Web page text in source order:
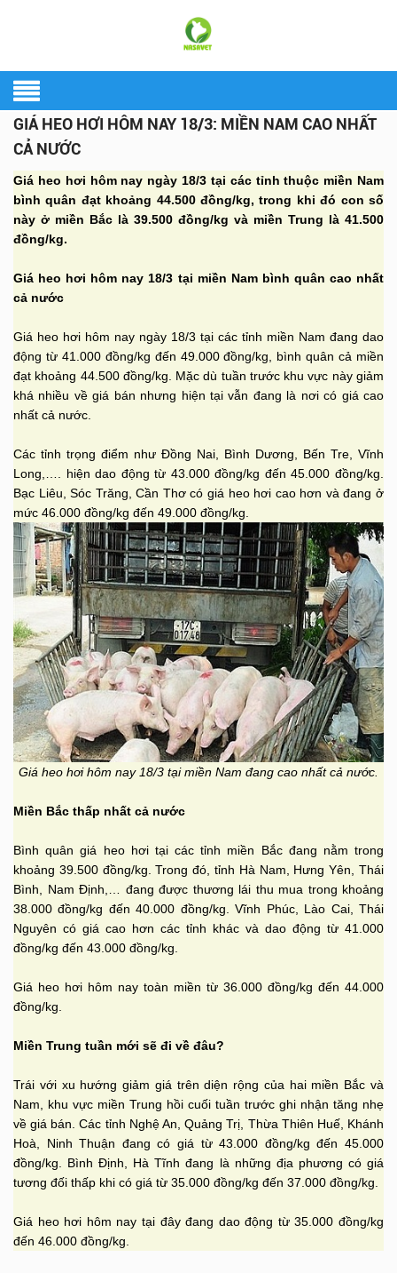
GIÁ HEO HƠI HÔM NAY 18/3: MIỀN NAM CAO NHẤT
CẢ NƯỚC
Giá heo hơi hôm nay ngày 18/3 tại các tỉnh thuộc miền Nam
bình quân đạt khoảng 44.500 đồng/kg, trong khi đó con số
này ở miền Bắc là 39.500 đồng/kg và miền Trung là 41.500
đồng/kg.
Giá heo hơi hôm nay 18/3 tại miền Nam bình quân cao nhất
cả nước
Giá heo hơi hôm nay ngày 18/3 tại các tỉnh miền Nam đang dao
động từ 41.000 đồng/kg đến 49.000 đồng/kg, bình quân cả miền
đạt khoảng 44.500 đồng/kg. Mặc dù tuần trước khu vực này giảm
khá nhiều về giá bán nhưng hiện tại vẫn đang là nơi có giá cao
nhất cả nước.
Các tỉnh trọng điểm như Đồng Nai, Bình Dương, Bến Tre, Vĩnh
Long,…. hiện dao động từ 43.000 đồng/kg đến 45.000 đồng/kg.
Bạc Liêu, Sóc Trăng, Cần Thơ có giá heo hơi cao hơn và đang ở
mức 46.000 đồng/kg đến 49.000 đồng/kg.
Giá heo hơi hôm nay 18/3 tại miền Nam đang cao nhất cả nước.
Miền Bắc thấp nhất cả nước
Bình quân giá heo hơi tại các tỉnh miền Bắc đang nằm trong
khoảng 39.500 đồng/kg. Trong đó, tỉnh Hà Nam, Hưng Yên, Thái
Bình, Nam Định,… đang được thương lái thu mua trong khoảng
38.000 đồng/kg đến 40.000 đồng/kg. Vĩnh Phúc, Lào Cai, Thái
Nguyên có giá cao hơn các tỉnh khác và dao động từ 41.000
đồng/kg đến 43.000 đồng/kg.
Giá heo hơi hôm nay toàn miền từ 36.000 đồng/kg đến 44.000
đồng/kg.
Miền Trung tuần mới sẽ đi về đâu?
Trái với xu hướng giảm giá trên diện rộng của hai miền Bắc và
Nam, khu vực miền Trung hồi cuối tuần trước ghi nhận tăng nhẹ
về giá bán. Các tỉnh Nghệ An, Quảng Trị, Thừa Thiên Huế, Khánh
Hoà, Ninh Thuận đang có giá từ 43.000 đồng/kg đến 45.000
đồng/kg. Bình Định, Hà Tĩnh đang là những địa phương có giá
tương đối thấp khi có giá từ 35.000 đồng/kg đến 37.000 đồng/kg.
Giá heo hơi hôm nay tại đây đang dao động từ 35.000 đồng/kg
đến 46.000 đồng/kg.